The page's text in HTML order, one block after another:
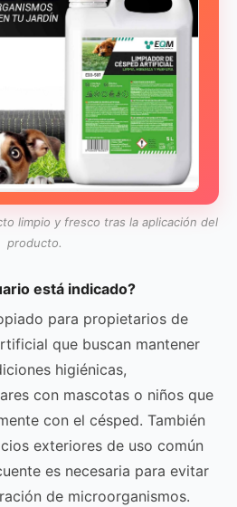
limpio y fresco tras la aplicación del
producto.
está indicado?
para propietarios de
que buscan mantener
higiénicas,
con mascotas o niños que
con el césped. También
exteriores de uso común
es necesaria para evitar
de microorganismos.